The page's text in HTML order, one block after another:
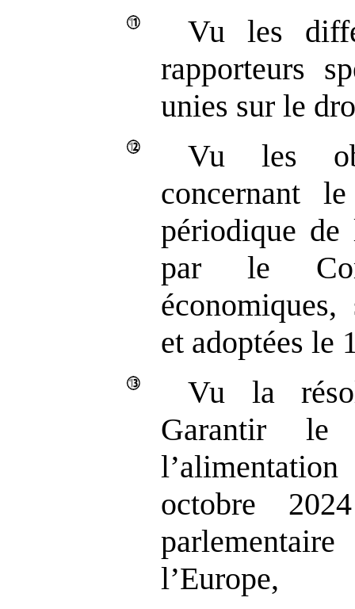
Vu les
rapporteurs
unies sur le
Vu les
concernant
périodique de
par le
et adoptées le
Vu la
Garantir
octobre
l’Europe,